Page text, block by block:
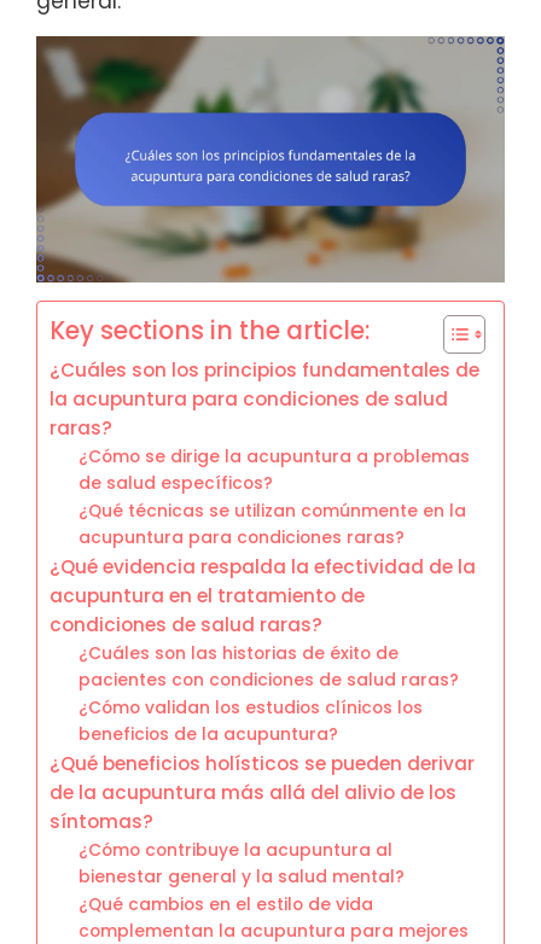
Key sections in the article:
¿Cuáles son los principios fundamentales de
la acupuntura para condiciones de salud
raras?
¿Cómo se dirige la acupuntura a problemas
de salud específicos?
¿Qué técnicas se utilizan comúnmente en la
acupuntura para condiciones raras?
¿Qué evidencia respalda la efectividad de la
acupuntura en el tratamiento de
condiciones de salud raras?
¿Cuáles son las historias de éxito de
pacientes con condiciones de salud raras?
¿Cómo validan los estudios clínicos los
beneficios de la acupuntura?
¿Qué beneficios holísticos se pueden derivar
de la acupuntura más allá del alivio de los
síntomas?
¿Cómo contribuye la acupuntura al
bienestar general y la salud mental?
¿Qué cambios en el estilo de vida
complementan la acupuntura para mejores